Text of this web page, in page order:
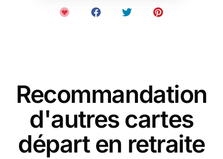
Recommandation
d'autres cartes
départ en retraite